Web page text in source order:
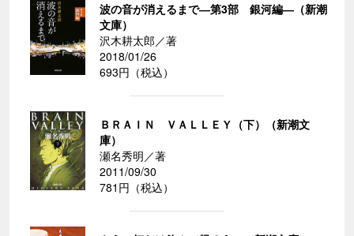
波の音が消えるまで―第3部 銀河編―（新潮
文庫）
沢木耕太郎／著
2018/01/26
693円（税込）
ＢＲＡＩＮ ＶＡＬＬＥＹ（下）（新潮文
庫）
瀬名秀明／著
2011/09/30
781円（税込）